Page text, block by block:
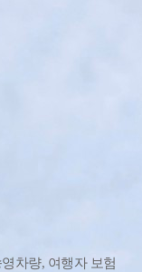
차량, 여행자 보험